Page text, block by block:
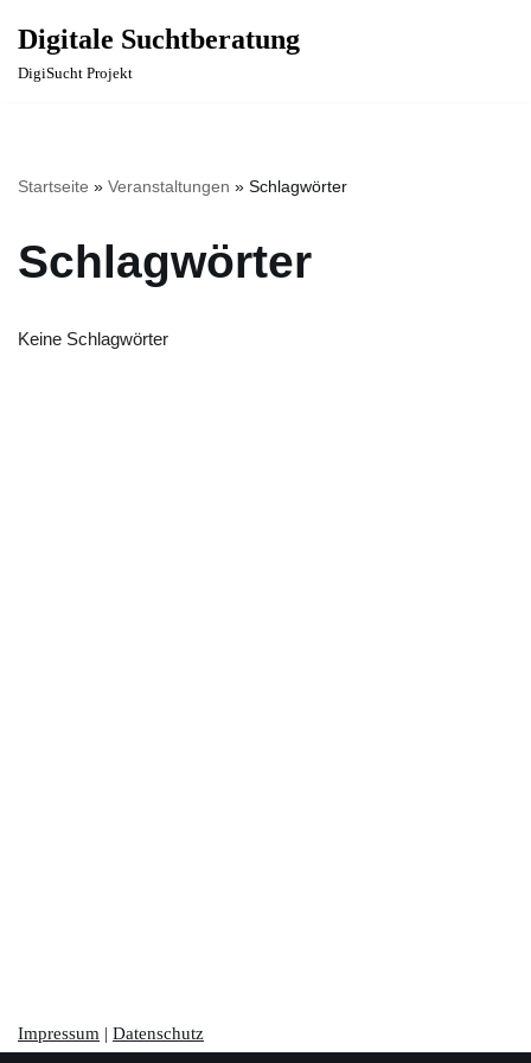
Zum
Digitale Suchtberatung
DigiSucht Projekt
Startseite » Veranstaltungen » Schlagwörter
Schlagwörter
Keine Schlagwörter
Impressum | Datenschutz